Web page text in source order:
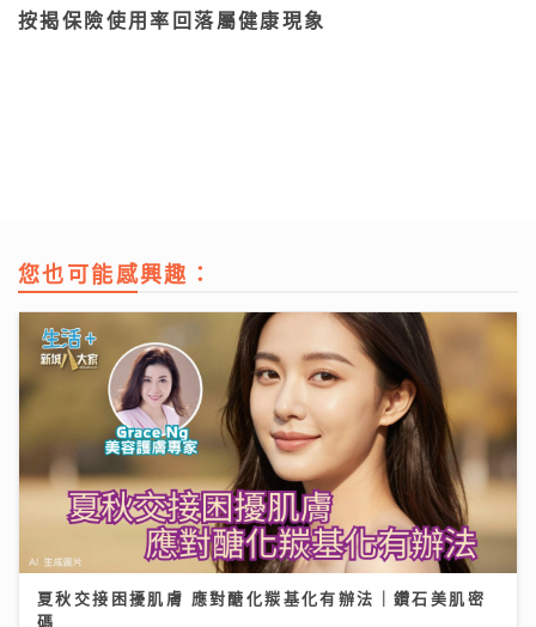
按揭保險使用率回落屬健康現象
您也可能感興趣：
夏秋交接困擾肌膚 應對醣化羰基化有辦法｜鑽石美肌密
碼